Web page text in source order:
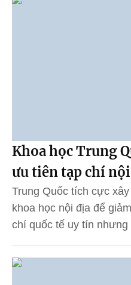
Khoa học Trung
ưu tiên tạp chí
Trung Quốc tích cực
khoa học nội địa để
chí quốc tế uy tín